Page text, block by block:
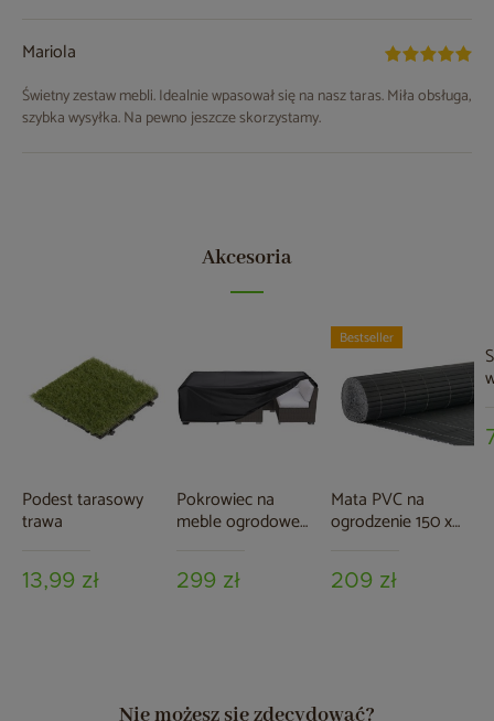
Mariola
Świetny zestaw mebli. Idealnie wpasował się na nasz taras. Miła obsługa,
szybka wysyłka. Na pewno jeszcze skorzystamy.
Akcesoria
Podest tarasowy
trawa
13,99 zł
Pokrowiec na
meble ogrodowe
czarny
299 zł
Mata PVC na
ogrodzenie 150 x
209 zł
Bestseller
Nie możesz się zdecydować?